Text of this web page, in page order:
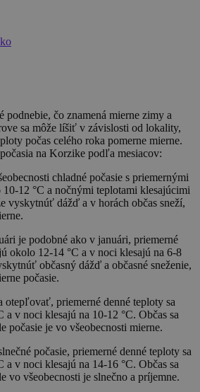
podnebie, čo znamená mierne zimy a
sa môže líšiť v závislosti od lokality,
počas celého roka pomerne mierne.
na Korzike podľa mesiacov:
chladné počasie s priemernými
12 °C a nočnými teplotami klesajúcimi
vyskytnúť dážď a v horách občas sneží,
je podobné ako v januári, priemerné
okolo 12-14 °C a v noci klesajú na 6-8
občasný dážď a občasné sneženie,
počasie.
otepľovať, priemerné denné teploty sa
v noci klesajú na 10-12 °C. Občas sa
počasie je vo všeobecnosti mierne.
počasie, priemerné denné teploty sa
v noci klesajú na 14-16 °C. Občas sa
vo všeobecnosti je slnečno a príjemne.